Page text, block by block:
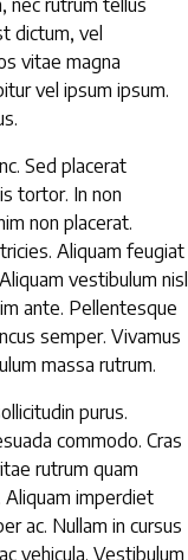
nec rutrum tellus
dictum, vel
vitae magna
vel ipsum ipsum.
Sed placerat
tortor. In non
non placerat.
Aliquam feugiat
vestibulum nisl
ante. Pellentesque
semper. Vivamus
massa rutrum.
purus.
commodo. Cras
rutrum quam
Aliquam imperdiet
ac. Nullam in cursus
vehicula. Vestibulum